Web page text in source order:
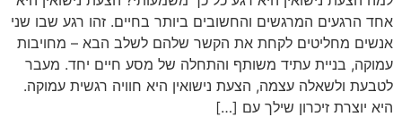
אחד הרגעים המרגשים והחשובים ביותר בחיים. זהו רגע שבו שני
אנשים מחליטים לקחת את הקשר שלהם לשלב הבא – מחויבות
עמוקה, בניית עתיד משותף והתחלה של מסע חיים יחד. מעבר
לטבעת ולשאלה עצמה, הצעת נישואין היא חוויה רגשית עמוקה.
היא יוצרת זיכרון שילך עם […]